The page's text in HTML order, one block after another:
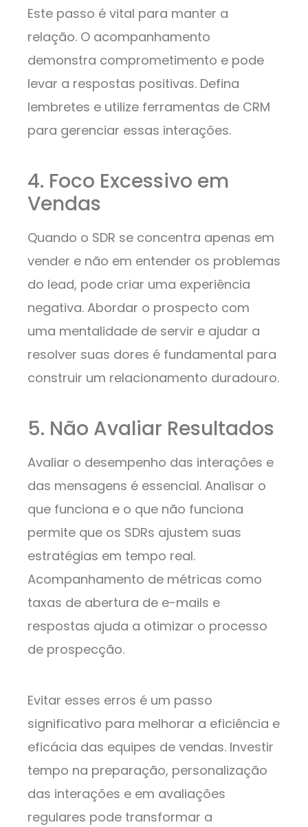
Este passo é vital para manter a
relação. O acompanhamento
demonstra comprometimento e pode
levar a respostas positivas. Defina
lembretes e utilize ferramentas de CRM
para gerenciar essas interações.
4. Foco Excessivo em
Vendas
Quando o SDR se concentra apenas em
vender e não em entender os problemas
do lead, pode criar uma experiência
negativa. Abordar o prospecto com
uma mentalidade de servir e ajudar a
resolver suas dores é fundamental para
construir um relacionamento duradouro.
5. Não Avaliar Resultados
Avaliar o desempenho das interações e
das mensagens é essencial. Analisar o
que funciona e o que não funciona
permite que os SDRs ajustem suas
estratégias em tempo real.
Acompanhamento de métricas como
taxas de abertura de e-mails e
respostas ajuda a otimizar o processo
de prospecção.
Evitar esses erros é um passo
significativo para melhorar a eficiência e
eficácia das equipes de vendas. Investir
tempo na preparação, personalização
das interações e em avaliações
regulares pode transformar a